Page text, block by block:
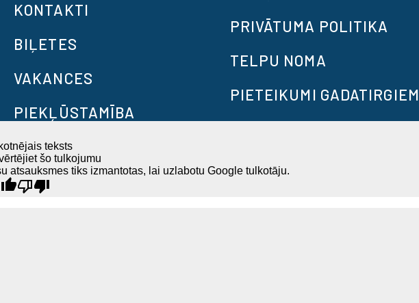
KONTAKTI
BIĻETES
VAKANCES
PIEKĻŪSTAMĪBA
PRIVĀTUMA POLITIKA
TELPU NOMA
PIETEIKUMI GADATIRGIEM
teksts
šo tulkojumu
atsauksmes tiks izmantotas, lai uzlabotu Google tulkotāju.